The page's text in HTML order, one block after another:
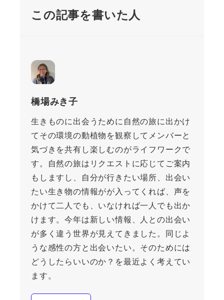
この記事を書いた人
橋場みき子
生きものに出会うために自然の旅に出かけ
てその環境の動植物を観察してメンバーと
気づきを共有し楽しむのがライフワークで
す。自然の旅はリクエストに応じてご案内
もしますし、自分が行きたい場所、出会い
たい生き物の情報がが入ってくれば、声を
かけて二人でも、いなければ一人でも出か
けます。今年は新しい情報、人との出会い
が多く違う世界が見えてきました。同じよ
うな感性の方と出会いたい。そのためには
どうしたらいいのか？を最近よく考えてい
ます。